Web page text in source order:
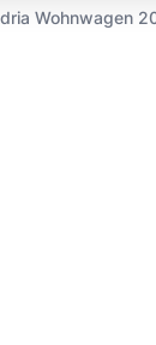
Wohnwagen